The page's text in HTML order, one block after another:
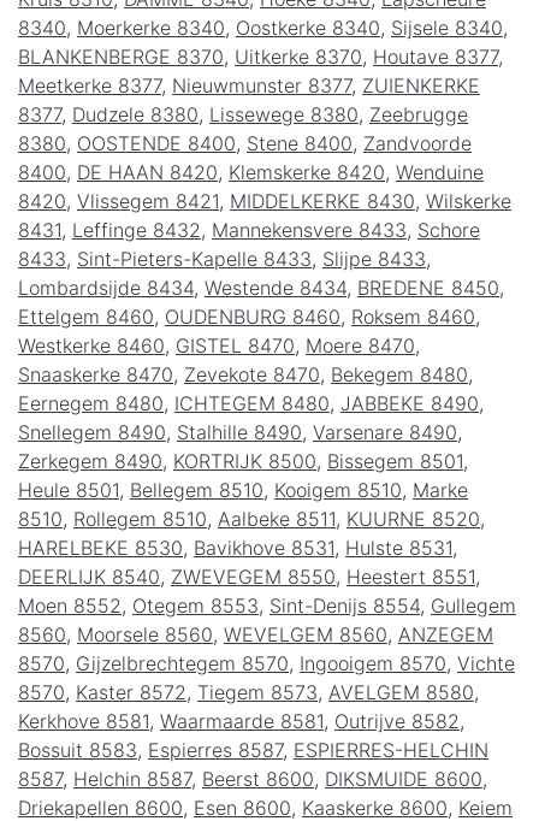
8340, Moerkerke 8340, Oostkerke 8340, Sijsele 8340,
BLANKENBERGE 8370, Uitkerke 8370, Houtave 8377,
Meetkerke 8377, Nieuwmunster 8377, ZUIENKERKE
8377, Dudzele 8380, Lissewege 8380, Zeebrugge
8380, OOSTENDE 8400, Stene 8400, Zandvoorde
8400, DE HAAN 8420, Klemskerke 8420, Wenduine
8420, Vlissegem 8421, MIDDELKERKE 8430, Wilskerke
8431, Leffinge 8432 , Mannekensvere 8433, Schore
8433, Sint-Pieters-Kapelle 8433, Slijpe 8433,
Lombardsijde 8434, Westende 8434, BREDENE 8450,
Ettelgem 8460, OUDENBURG 8460, Roksem 8460,
Westkerke 8460, GISTEL 8470, Moere 8470,
Snaaskerke 8470, Zevekote 8470, Bekegem 8480,
Eernegem 8480, ICHTEGEM 8480, JABBEKE 8490,
Snellegem 8490, Stalhille 8490, Varsenare 8490,
Zerkegem 8490, KORTRIJK 8500, Bissegem 8501,
Heule 8501, Bellegem 8510, Kooigem 8510, Marke
8510, Rollegem 8510, Aalbeke 8511, KUURNE 8520,
HARELBEKE 8530, Bavikhove 8531, Hulste 8531,
DEERLIJK 8540, ZWEVEGEM 8550, Heestert 8551,
Moen 8552 , Otegem 8553, Sint-Denijs 8554, Gullegem
8560, Moorsele 8560, WEVELGEM 8560, ANZEGEM
8570, Gijzelbrechtegem 8570, Ingooigem 8570, Vichte
8570, Kaster 8572 , Tiegem 8573, AVELGEM 8580,
Kerkhove 8581, Waarmaarde 8581, Outrijve 8582 ,
Bossuit 8583, Espierres 8587, ESPIERRES-HELCHIN
8587, Helchin 8587, Beerst 8600, DIKSMUIDE 8600,
Driekapellen 8600, Esen 8600, Kaaskerke 8600, Keiem